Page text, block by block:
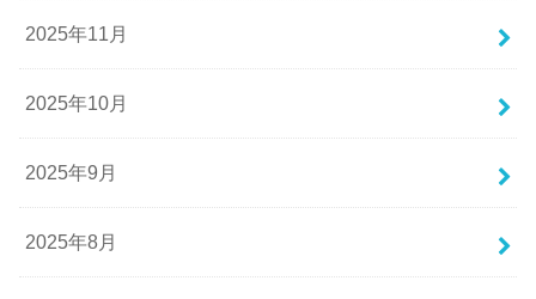
2025年11月
2025年10月
2025年9月
2025年8月